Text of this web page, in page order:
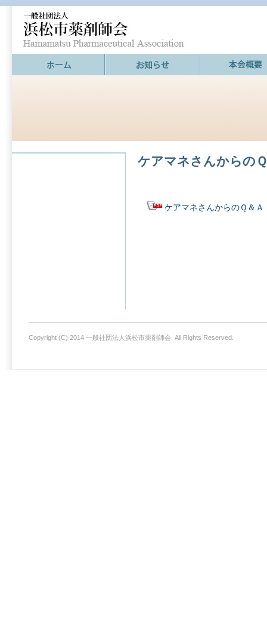
ケアマネさんからの
ケアマネさんからのＱ＆
Copyright (C) 2014 一般社団法人浜松市薬剤師会. All Rights Reserved.